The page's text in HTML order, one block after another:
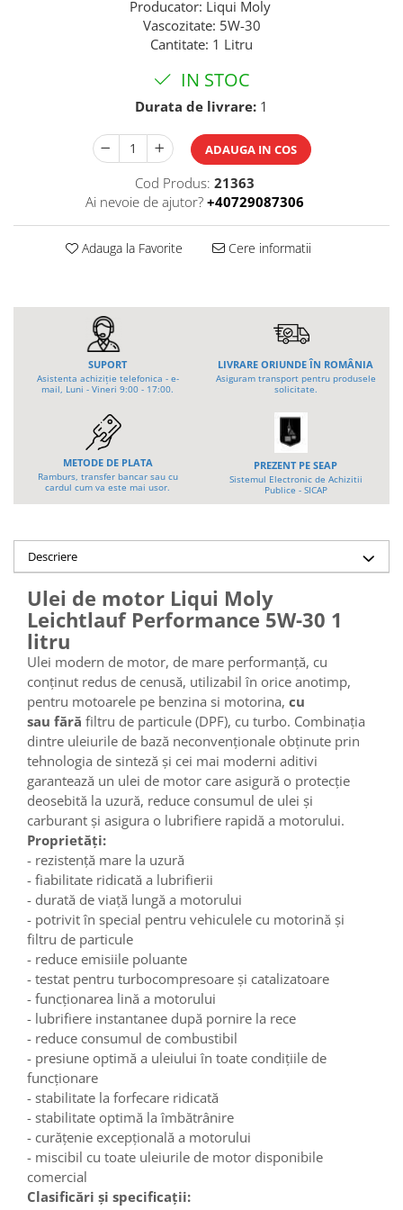
Automatizarea productiei
Sudare manuala
Pozitionere de sudura
Instalatii de rotire
Platforme foarfeca
Tip 3S cu basculare pe 3 laturi
Tip SK – model Heavy-Duty
Tip BK – basculare prin rulare
Tip MGU - Minicontainer
Tip SMGU - mini pentru span
Tip RD - cu capac rotund
Tip BKC - de mare capacitate
Tip DUO / TRIO
Tip NK - mecanism foarfeca
Tip BSK - pentru deșeuri
Traverse pentru BSK
Tip SB - cu bază rabatabilă
Nacela stivuitor
Translator stivuitor
Prelungitor lame stivuitor CAM
attachments
Atasamente profesionale CAM
Dispozitive ridicare butoaie
Producator: Liqui Moly
Vascozitate: 5W-30
Cantitate: 1 Litru
IN STOC
Durata de livrare: 1
ADAUGA IN COS
Cod Produs: 21363
Ai nevoie de ajutor? +40729087306
Adauga la Favorite Cere informatii
SUPORT
Asistenta achiziție telefonica - e-
mail, Luni - Vineri 9:00 - 17:00.
LIVRARE ORIUNDE ÎN ROMÂNIA
Asiguram transport pentru produsele
solicitate.
METODE DE PLATA
Ramburs, transfer bancar sau cu
cardul cum va este mai usor.
PREZENT PE SEAP
Sistemul Electronic de Achizitii
Publice - SICAP
Descriere
Ulei de motor Liqui Moly
Leichtlauf Performance 5W-30 1
litru
Ulei modern de motor, de mare performanţă, cu
conţinut redus de cenusă, utilizabil în orice anotimp,
pentru motoarele pe benzina si motorina, cu
sau fără filtru de particule (DPF), cu turbo. Combinaţia
dintre uleiurile de bază neconvenţionale obţinute prin
tehnologia de sinteză şi cei mai moderni aditivi
garantează un ulei de motor care asigură o protecţie
deosebită la uzură, reduce consumul de ulei şi
carburant şi asigura o lubrifiere rapidă a motorului.
Proprietăţi:
- rezistență mare la uzură
- fiabilitate ridicată a lubrifierii
- durată de viață lungă a motorului
- potrivit în special pentru vehiculele cu motorină și
filtru de particule
- reduce emisiile poluante
- testat pentru turbocompresoare și catalizatoare
- funcționarea lină a motorului
- lubrifiere instantanee după pornire la rece
- reduce consumul de combustibil
- presiune optimă a uleiului în toate condițiile de
funcționare
- stabilitate la forfecare ridicată
- stabilitate optimă la îmbătrânire
- curățenie excepțională a motorului
- miscibil cu toate uleiurile de motor disponibile
comercial
Clasificări şi specificaţii: